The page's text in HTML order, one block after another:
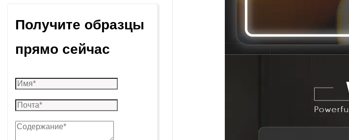
Получите образцы
прямо сейчас